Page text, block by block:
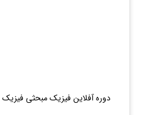
دوره آفلاین فیزیک مبحثی فیزیک 1 - فیزیک و اندازه گیری